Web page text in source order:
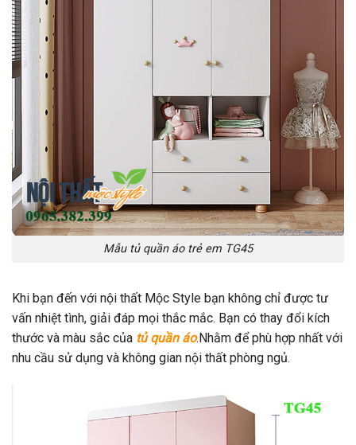
Mẫu tủ quần áo trẻ em TG45
Khi bạn đến với nội thất Mộc Style bạn không chỉ được tư
vấn nhiệt tình, giải đáp mọi thắc mắc. Bạn có thay đổi kích
thước và màu sắc của tủ quần áo.Nhằm để phù hợp nhất với
nhu cầu sử dụng và không gian nội thất phòng ngủ.